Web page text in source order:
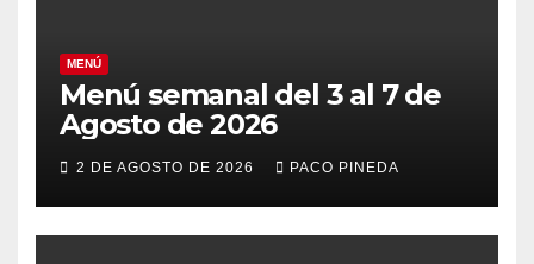
MENÚ
Menú semanal del 3 al 7 de
Agosto de 2026
2 DE AGOSTO DE 2026 PACO PINEDA